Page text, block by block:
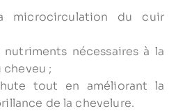
microcirculation du cuir
nécessaires à la
cheveu ;
tout en améliorant la
de la chevelure.